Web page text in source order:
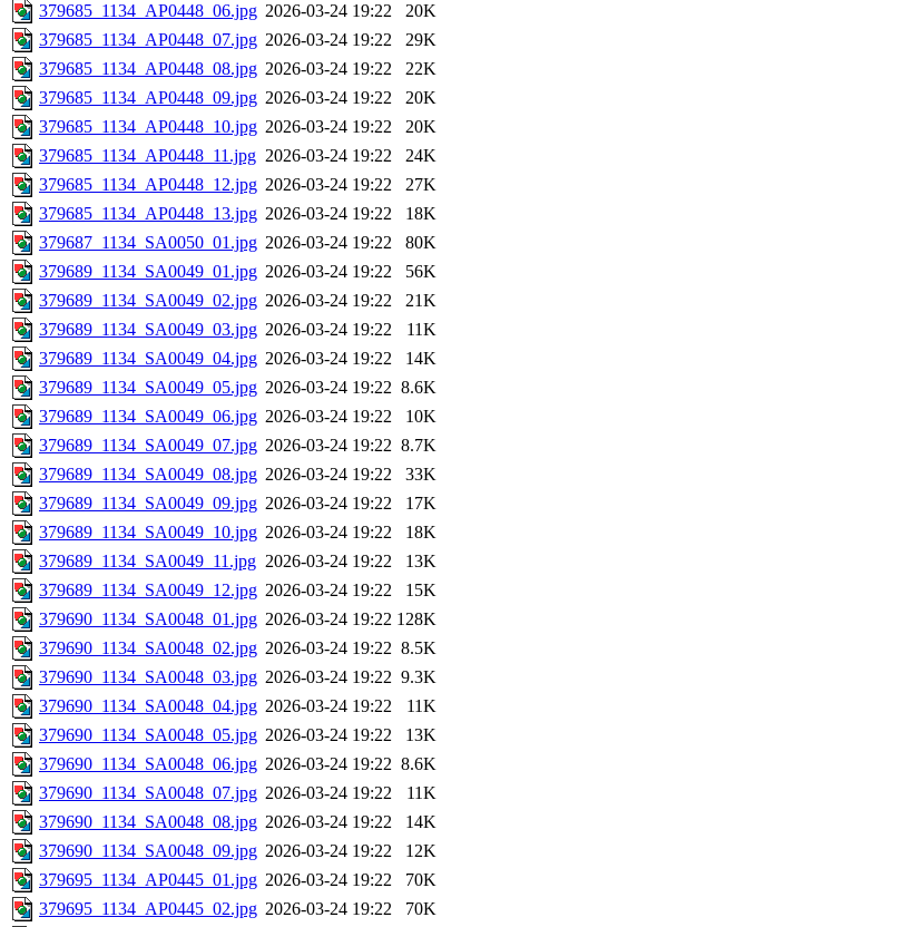
379685_1134_AP0448_06.jpg 2026-03-24 19:22
20K
379685_1134_AP0448_07.jpg 2026-03-24 19:22
29K
379685_1134_AP0448_08.jpg 2026-03-24 19:22
22K
379685_1134_AP0448_09.jpg 2026-03-24 19:22
20K
379685_1134_AP0448_10.jpg 2026-03-24 19:22
20K
379685_1134_AP0448_11.jpg 2026-03-24 19:22
24K
379685_1134_AP0448_12.jpg 2026-03-24 19:22
27K
379685_1134_AP0448_13.jpg 2026-03-24 19:22
18K
379687_1134_SA0050_01.jpg 2026-03-24 19:22
80K
379689_1134_SA0049_01.jpg 2026-03-24 19:22
56K
379689_1134_SA0049_02.jpg 2026-03-24 19:22
21K
379689_1134_SA0049_03.jpg 2026-03-24 19:22
11K
379689_1134_SA0049_04.jpg 2026-03-24 19:22
14K
379689_1134_SA0049_05.jpg 2026-03-24 19:22 8.6K
379689_1134_SA0049_06.jpg 2026-03-24 19:22
10K
379689_1134_SA0049_07.jpg 2026-03-24 19:22 8.7K
379689_1134_SA0049_08.jpg 2026-03-24 19:22
33K
379689_1134_SA0049_09.jpg 2026-03-24 19:22
17K
379689_1134_SA0049_10.jpg 2026-03-24 19:22
18K
379689_1134_SA0049_11.jpg 2026-03-24 19:22
13K
379689_1134_SA0049_12.jpg 2026-03-24 19:22
15K
379690_1134_SA0048_01.jpg 2026-03-24 19:22 128K
379690_1134_SA0048_02.jpg 2026-03-24 19:22 8.5K
379690_1134_SA0048_03.jpg 2026-03-24 19:22 9.3K
379690_1134_SA0048_04.jpg 2026-03-24 19:22
11K
379690_1134_SA0048_05.jpg 2026-03-24 19:22
13K
379690_1134_SA0048_06.jpg 2026-03-24 19:22 8.6K
379690_1134_SA0048_07.jpg 2026-03-24 19:22
11K
379690_1134_SA0048_08.jpg 2026-03-24 19:22
14K
379690_1134_SA0048_09.jpg 2026-03-24 19:22
12K
379695_1134_AP0445_01.jpg 2026-03-24 19:22
70K
379695_1134_AP0445_02.jpg 2026-03-24 19:22
70K